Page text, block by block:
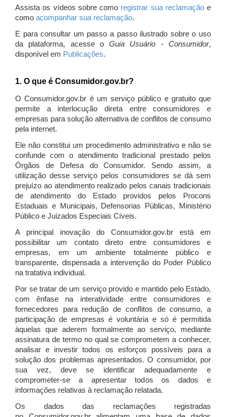
Assista os vídeos sobre como registrar sua reclamaçãoe
como acompanhar sua reclamação.
E para consultar um passo a passo ilustrado sobre o uso
da plataforma, acesse oGuia Usuário - Consumidor,
disponível em Publicações.
1. O que é Consumidor.gov.br?
O Consumidor.gov.br é um serviço público e gratuito que
permite a interlocução direta entre consumidores e
empresas para solução alternativa de conflitos de consumo
pela internet.
Ele não constitui um procedimento administrativo e não se
confunde com o atendimento tradicional prestado pelos
Órgãos de Defesa do Consumidor. Sendo assim, a
utilização desse serviço pelos consumidores se dá sem
prejuízo ao atendimento realizado pelos canais tradicionais
de atendimento do Estado providos pelos Procons
Estaduais e Municipais, Defensorias Públicas, Ministério
Público e Juizados Especiais Cíveis.
A principal inovação do Consumidor.gov.br está em
possibilitar um contato direto entre consumidores e
empresas, em um ambiente totalmente público e
transparente, dispensada a intervenção do Poder Público
na tratativa individual.
Por se tratar de um serviço provido e mantido pelo Estado,
com ênfase na interatividade entre consumidores e
fornecedores para redução de conflitos de consumo, a
participação de empresas é voluntária e só é permitida
àquelas que aderem formalmente ao serviço, mediante
assinatura de termo no qual se comprometem a conhecer,
analisar e investir todos os esforços possíveis para a
solução dos problemas apresentados. O consumidor, por
sua vez, deve se identificar adequadamente e
comprometer-se a apresentar todos os dados e
informações relativas à reclamação relatada.
Os dados das reclamações registradas